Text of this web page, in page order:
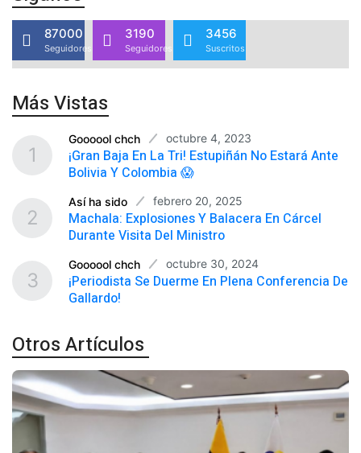
87000
Seguidores
3190
Seguidores
3456
Suscritos
Más Vistas
Goooool chch octubre 4, 2023
¡Gran Baja En La Tri! Estupiñán No Estará Ante
Bolivia Y Colombia 😱
1
Así ha sido febrero 20, 2025
Machala: Explosiones Y Balacera En Cárcel
Durante Visita Del Ministro
2
Goooool chch octubre 30, 2024
¡Periodista Se Duerme En Plena Conferencia De
Gallardo!
3
Otros Artículos